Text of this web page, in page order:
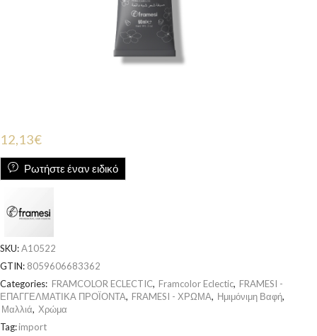
12,13€
Ρωτήστε έναν ειδικό
SKU:A10522
GTIN: 8059606683362
Categories: FRAMCOLOR ECLECTIC, Framcolor Eclectic, FRAMESI -
ΕΠΑΓΓΕΛΜΑΤΙΚΑ ΠΡΟΪΟΝΤΑ, FRAMESI - ΧΡΩΜΑ, Ημιμόνιμη Βαφή,
Μαλλιά, Χρώμα
Tag:import